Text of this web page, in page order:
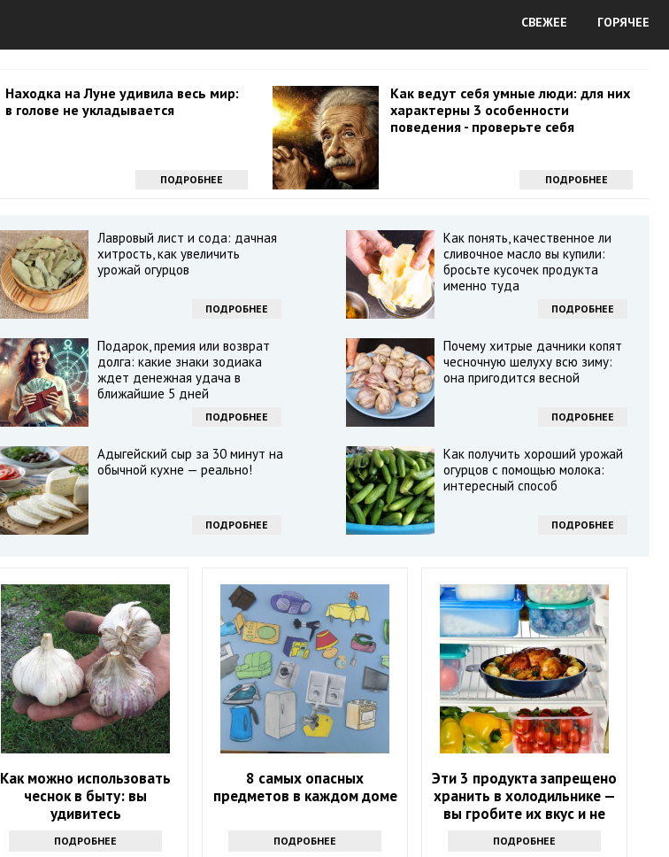
СВЕЖЕЕ ГОРЯЧЕЕ
Находка на Луне удивила весь мир:
в голове не укладывается
ПОДРОБНЕЕ
Как ведут себя умные люди: для них
характерны 3 особенности
поведения - проверьте себя
ПОДРОБНЕЕ
Лавровый лист и сода: дачная
хитрость, как увеличить
урожай огурцов
ПОДРОБНЕЕ
Как понять, качественное ли
сливочное масло вы купили:
бросьте кусочек продукта
именно туда
ПОДРОБНЕЕ
Подарок, премия или возврат
долга: какие знаки зодиака
ждет денежная удача в
ближайшие 5 дней
ПОДРОБНЕЕ
Почему хитрые дачники копят
чесночную шелуху всю зиму:
она пригодится весной
ПОДРОБНЕЕ
Адыгейский сыр за 30 минут на
обычной кухне — реально!
ПОДРОБНЕЕ
Как получить хороший урожай
огурцов с помощью молока:
интересный способ
ПОДРОБНЕЕ
Как можно использовать
чеснок в быту: вы
удивитесь
ПОДРОБНЕЕ
8 самых опасных
предметов в каждом доме
ПОДРОБНЕЕ
Эти 3 продукта запрещено
хранить в холодильнике —
вы гробите их вкус и не
ПОДРОБНЕЕ